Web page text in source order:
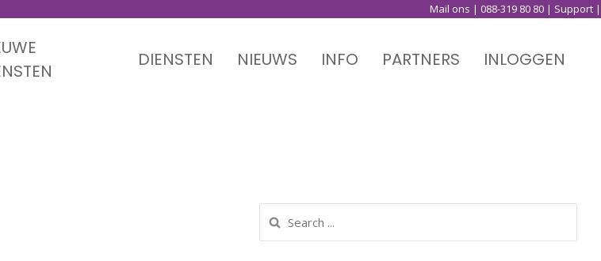
Mail ons | 088-319 80 80 | Support |
DIENSTEN NIEUWS INFO PARTNERS INLOGGEN